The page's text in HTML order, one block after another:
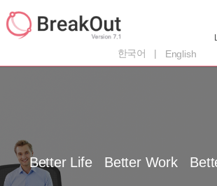
한국어 | English
Better Life Better Work